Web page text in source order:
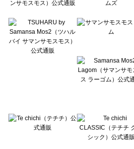
Te chichi CLASSIC（テチチ クラシック）の雑貨一覧
Lugnoncure（ルノンキュール）の雑貨一覧
BETTY'S BLUE（べティーズブルー）の雑貨一覧
Wpc.（ワールドパーティー）の雑貨一覧